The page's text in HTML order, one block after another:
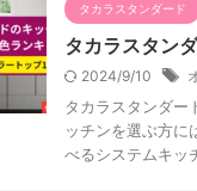
タカラスタンダード
タカラスタン
2024/9/10
タカラスタンダー
ッチンを選ぶ方に
べるシステムキッ